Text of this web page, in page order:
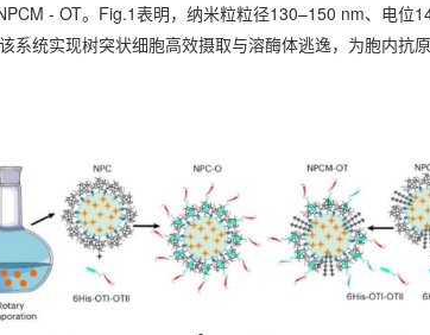
- OT。Fig.1表明，纳米粒粒径130–150 nm、电位
系统实现树突状细胞高效摄取与溶酶体逃逸，为胞内抗